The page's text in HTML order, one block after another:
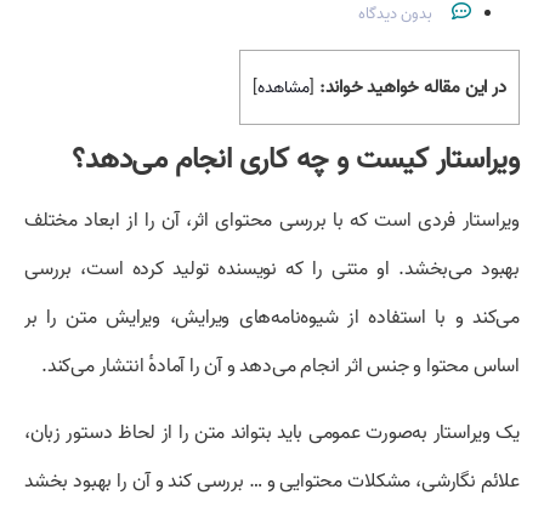
بدون دیدگاه
در این مقاله خواهید خواند: [مشاهده]
ویراستار کیست و چه کاری انجام می‌دهد؟
ویراستار فردی است که با بررسی محتوای اثر، آن را از ابعاد مختلف
بهبود می‌بخشد. او متنی را که نویسنده تولید کرده است، بررسی
می‌کند و با استفاده از شیوه‌نامه‌های ویرایش، ویرایش متن را بر
اساس محتوا و جنس اثر انجام می‌دهد و آن را آمادهٔ انتشار می‌کند.
یک ویراستار به‌صورت عمومی باید بتواند متن را از لحاظ دستور زبان،
علائم نگارشی، مشکلات محتوایی و … بررسی کند و آن را بهبود بخشد